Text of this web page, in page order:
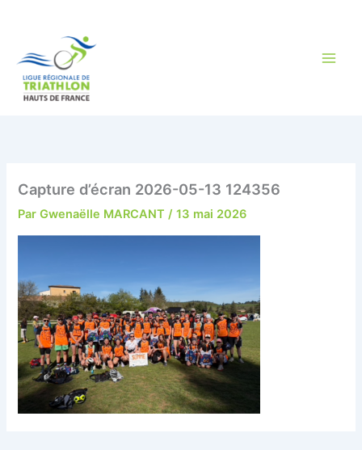
Capture d’écran 2026-05-13 124356
ParGwenaëlle MARCANT/13 mai 2026